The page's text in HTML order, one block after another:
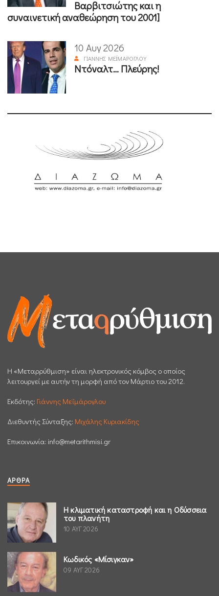
Βαρβιτσιώτης και η
συναινετική αναθεώρηση του 2001]
10 Αυγ 2026
ΓΙΆΝΝΗΣ ΜΕΪΜΆΡΟΓΛΟΥ
Ντόναλτ… Πλεύρης!
H «Μεταρρύθμιση» είναι ηλεκτρονικός κόμβος ο οποίος
λειτουργεί με αυτήν τη μορφή από τον Μάρτιο του 2012.
Εκδότης: Γιάννης Μεϊμάρογλου
Διεθυντής Σύνταξης: Μιχάλης Κυριακίδης
Επικοινωνία: info@metarithmisi.gr
ΆΡΘΡΑ
Η κλιματική καταστροφή και η Οδύσσεια
του πλανήτη
10 ΑΥΓ 2026
Κωδικός «Μίσιγκαν»
09 ΑΥΓ 2026